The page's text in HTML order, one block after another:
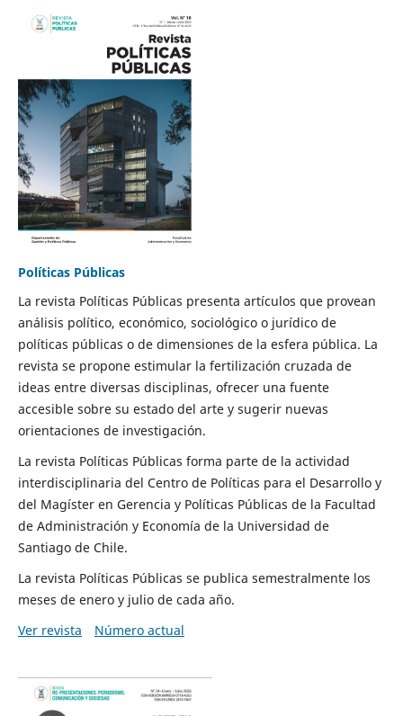
Políticas Públicas
La revista Políticas Públicas presenta artículos que provean
análisis político, económico, sociológico o jurídico de
políticas públicas o de dimensiones de la esfera pública. La
revista se propone estimular la fertilización cruzada de
ideas entre diversas disciplinas, ofrecer una fuente
accesible sobre su estado del arte y sugerir nuevas
orientaciones de investigación.
La revista Políticas Públicas forma parte de la actividad
interdisciplinaria del Centro de Políticas para el Desarrollo y
del Magíster en Gerencia y Políticas Públicas de la Facultad
de Administración y Economía de la Universidad de
Santiago de Chile.
La revista Políticas Públicas se publica semestralmente los
meses de enero y julio de cada año.
Ver revista
Número actual